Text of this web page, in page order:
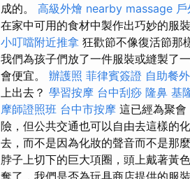
成的。 高級外燴 nearby massage
在家中可用的食材中製作出巧妙的服裝
小叮噹附近推拿 狂歡節不像復活節那
我們為孩子們放了一件服裝或縫製了
會便宜。 辦護照 菲律賓簽證 自助餐
上出去？ 學習按摩 台中刮痧 隆鼻 基
摩師證照班 台中市按摩 這已經為聚會
險，但公共交通也可以自由去這樣的
去，而不是因為化妝的聲音而不是那
脖子上切下的巨大項圈，頭上戴著黃
奪了，我們是否為玩具商店提供的服